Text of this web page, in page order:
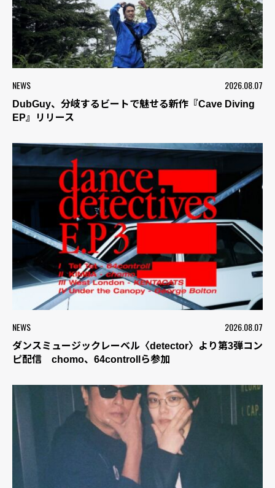
NEWS 2026.08.07
DubGuy、分岐するビートで魅せる新作『Cave Diving
EP』リリース
NEWS 2026.08.07
ダンスミュージックレーベル〈detector〉より第3弾コン
ピ配信 chomo、64controllら参加